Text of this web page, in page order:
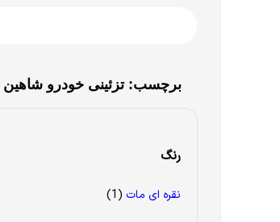
برچسب: تزئینی خودرو شاهین
رنگ
نقره ای مات (1)